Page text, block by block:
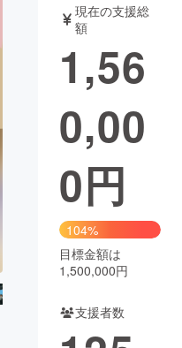
音楽
ゲーム・サ
CAMPFIRE Creation
ya コミュニティ
現在の支援総
額
1,56
0,00
0円
104%
目標金額は
1,500,000円
支援者数